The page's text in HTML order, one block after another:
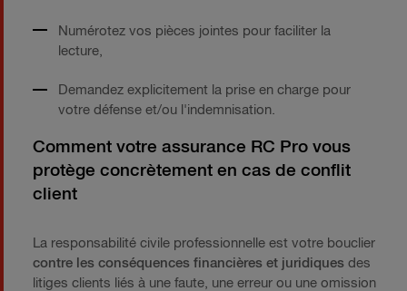
Numérotez vos pièces jointes pour faciliter la
lecture,
Demandez explicitement la prise en charge pour
votre défense et/ou l'indemnisation.
Comment votre assurance RC Pro vous
protège concrètement en cas de conflit
client
La responsabilité civile professionnelle est votre bouclier
contre les conséquences financières et juridiquesdes
litiges clients liés à une faute, une erreur ou une omission